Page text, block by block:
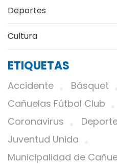
Deportes
Cultura
ETIQUETAS
Accidente Básquet
Cañuelas Fútbol Club
Coronavirus
Juventud Unida
Municipalidad de